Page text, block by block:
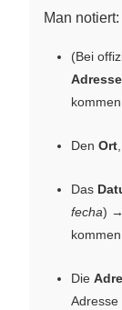
Man notiert:
(Bei
Adresse
Den Ort
Das
fecha) →
Die
Adresse